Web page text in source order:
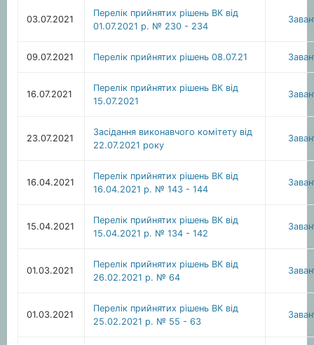
03.07.2021
Перелік прийнятих рішень ВК від
01.07.2021 р. № 230 - 234
09.07.2021 Перелік прийнятих рішень 08.07.21
16.07.2021
Перелік прийнятих рішень ВК від
15.07.2021
23.07.2021
Засідання виконавчого комітету від
22.07.2021 року
16.04.2021
Перелік прийнятих рішень ВК від
16.04.2021 р. № 143 - 144
15.04.2021
Перелік прийнятих рішень ВК від
15.04.2021 р. № 134 - 142
01.03.2021
Перелік прийнятих рішень ВК від
26.02.2021 р. № 64
01.03.2021
Перелік прийнятих рішень ВК від
25.02.2021 р. № 55 - 63